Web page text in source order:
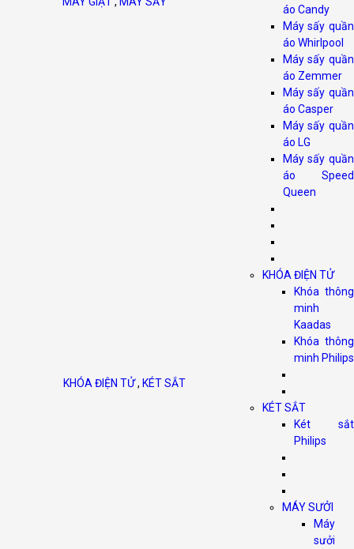
áo Candy
Máy sấy quần
áo Whirlpool
Máy sấy quần
áo Zemmer
Máy sấy quần
áo Casper
Máy sấy quần
áo LG
Máy sấy quần
áo Speed
Queen
KHÓA ĐIỆN TỬ, KÉT SẮT
KHÓA ĐIỆN TỬ
Khóa thông
minh
Kaadas
Khóa thông
minh Philips
KÉT SẮT
Két sắt
Philips
MÁY SƯỞI
Máy
sưởi